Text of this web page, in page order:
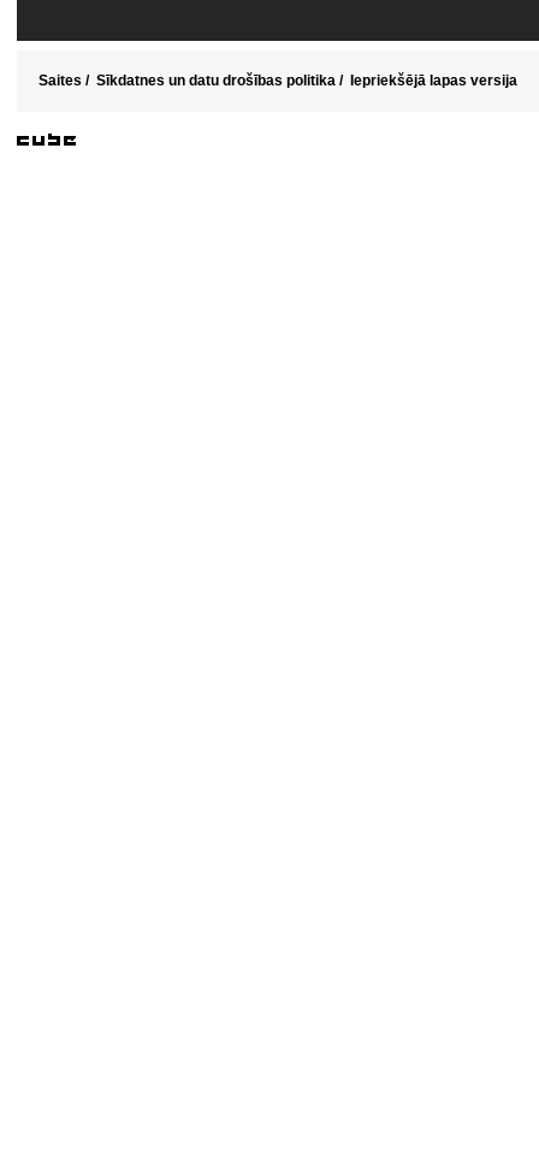
Saites / Sīkdatnes un datu drošības politika / Iepriekšējā lapas versija